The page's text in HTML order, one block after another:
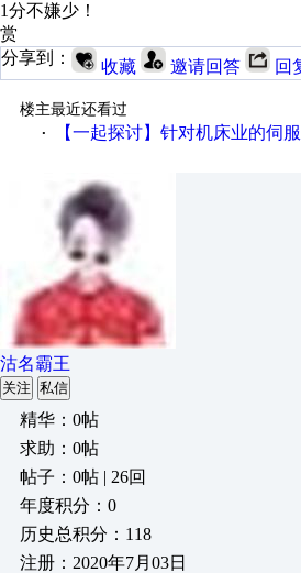
1分不嫌少！
赏
分享到：
收藏 邀请回答 回
楼主最近还看过
·
【一起探讨】针对机床业的伺服系统发展，您的期望是什么？
沽名霸王
关注 私信
精华：0帖
求助：0帖
帖子：0帖 | 26回
年度积分：0
历史总积分：118
注册：2020年7月03日